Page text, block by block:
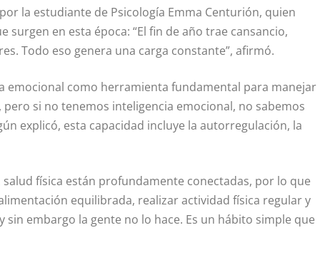
la estudiante de Psicología Emma Centurión, quien
en esta época: “El fin de año trae cansancio,
Todo eso genera una carga constante”, afirmó.
emocional como herramienta fundamental para manejar
si no tenemos inteligencia emocional, no sabemos
explicó, esta capacidad incluye la autorregulación, la
física están profundamente conectadas, por lo que
equilibrada, realizar actividad física regular y
embargo la gente no lo hace. Es un hábito simple que